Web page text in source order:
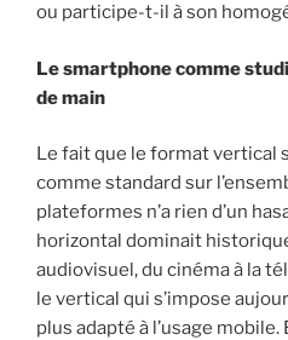
ou participe-t-il à son
Le smartphone comme
de main
Le fait que le format vertical
comme standard sur
plateformes n’a rien d’un
horizontal dominait
audiovisuel, du cinéma à la
le vertical qui s’impose
plus adapté à l’usage